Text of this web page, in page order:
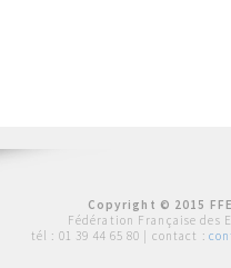
Copyright © 2015
Fédération Française des
tél : 01 39 44 65 80 | contact :